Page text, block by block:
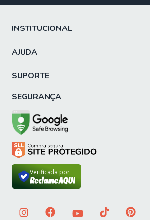
DIFERENCIAIS DO COLCHÃO: Com
pessoa, unindo bem-estar e durabilidade.
OBSERVAÇÃO: O colchão conta com uma
ESTRUTURA: Madeira de Eucalipto e
firmeza e durabilidade
PÉS: 6 unidades
MATERIAL DOS PÉS: Plástico resistente
ITENS INCLUSOS: 1 Colchão (193 cm), 1
INSTRUÇÕES E CUIDADOS: Utilizar em
arejado, não dobrar, fazer giro
GARANTIA DO COLCHÃO: 12 meses pelo
INSTITUCIONAL
AJUDA
SUPORTE
SEGURANÇA
Verificada por